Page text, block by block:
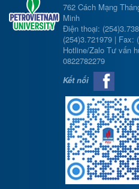
762 Cách Mạng
Minh
Điện thoại:
(254)3.721979 | Fax:
Hotline/Zalo Tư vấn
0822782279
Kết nối